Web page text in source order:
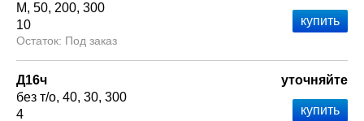
М 50 200 300
10
Под заказ
Д16ч
без т/о 40 30 300
4
уточняйте